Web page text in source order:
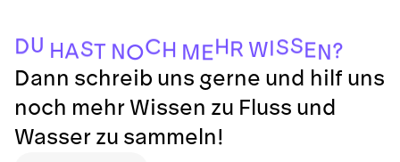
DU HAST NOCH MEH R W SSEN?
Dann schreib uns gerne und hilf uns
noch mehr Wissen zu Fluss und
Wasser zu sammeln!